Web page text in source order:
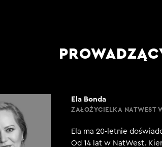
Ela Bonda
ZAŁOŻYCIELKA NATWEST
Ela ma 20-letnie
Od 14 lat w NatWest.